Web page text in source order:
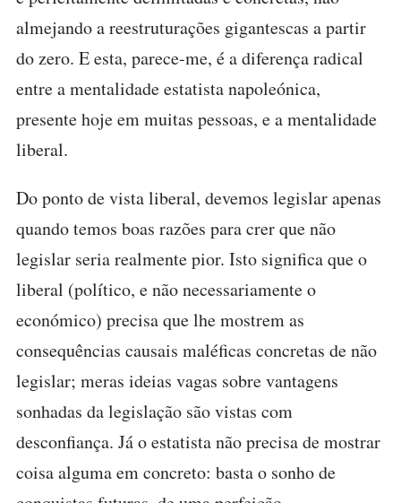
almejando a reestruturações gigantescas a partir
do zero. E esta, parece-me, é a diferença radical
entre a mentalidade estatista napoleónica,
presente hoje em muitas pessoas, e a mentalidade
liberal.
Do ponto de vista liberal, devemos legislar apenas
quando temos boas razões para crer que não
legislar seria realmente pior. Isto significa que o
liberal (político, e não necessariamente o
económico) precisa que lhe mostrem as
consequências causais maléficas concretas de não
legislar; meras ideias vagas sobre vantagens
sonhadas da legislação são vistas com
desconfiança. Já o estatista não precisa de mostrar
coisa alguma em concreto: basta o sonho de